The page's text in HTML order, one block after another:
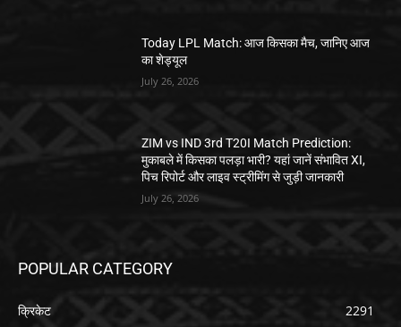
Today LPL Match: आज किसका मैच, जानिए आज
का शेड्यूल
July 26, 2026
ZIM vs IND 3rd T20I Match Prediction:
मुकाबले में किसका पलड़ा भारी? यहां जानें संभावित XI,
पिच रिपोर्ट और लाइव स्ट्रीमिंग से जुड़ी जानकारी
July 26, 2026
POPULAR CATEGORY
क्रिकेट
2291